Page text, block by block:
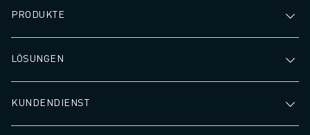
PRODUKTE
LÖSUNGEN
KUNDENDIENST